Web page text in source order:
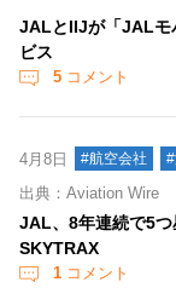
JALとIIJが「JALモ
ビス
5 コメント
4月8日 #航空会社
出典：Aviation Wire
JAL、8年連続で5
SKYTRAX
1 コメント